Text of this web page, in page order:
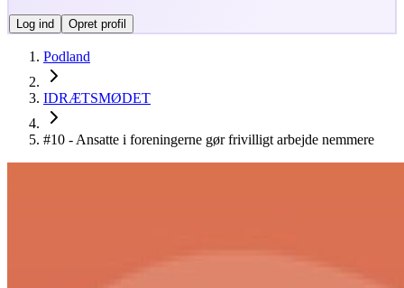
Log ind Opret profil
Podland
IDRÆTSMØDET
#10 - Ansatte i foreningerne gør frivilligt arbejde nemmere